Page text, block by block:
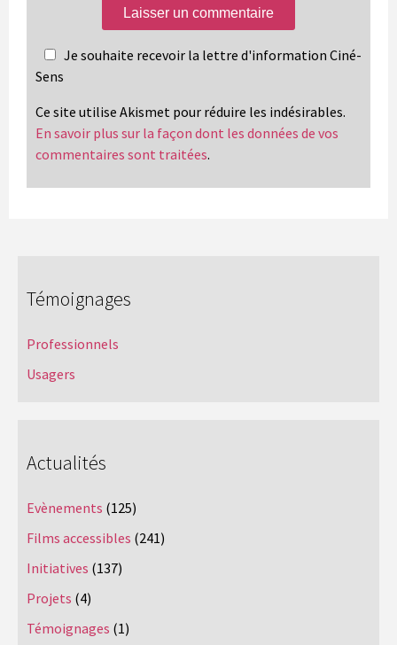
Je souhaite recevoir la lettre d'information Ciné-
Sens
Ce site utilise Akismet pour réduire les indésirables.
En savoir plus sur la façon dont les données de vos
commentaires sont traitées.
Témoignages
Professionnels
Usagers
Actualités
Evènements (125)
Films accessibles (241)
Initiatives (137)
Projets (4)
Témoignages (1)